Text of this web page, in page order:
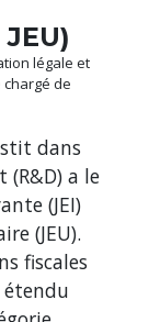
légale et
de
dans
(R&D) a le
(JEI)
(JEU).
fiscales
étendu